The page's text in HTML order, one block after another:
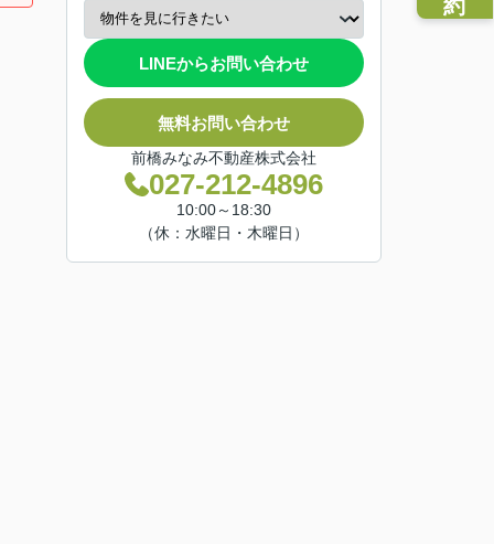
LINEからお問い合わせ
無料お問い合わせ
前橋みなみ不動産株式会社
027-212-4896
10:00～18:30
（休：水曜日・木曜日）